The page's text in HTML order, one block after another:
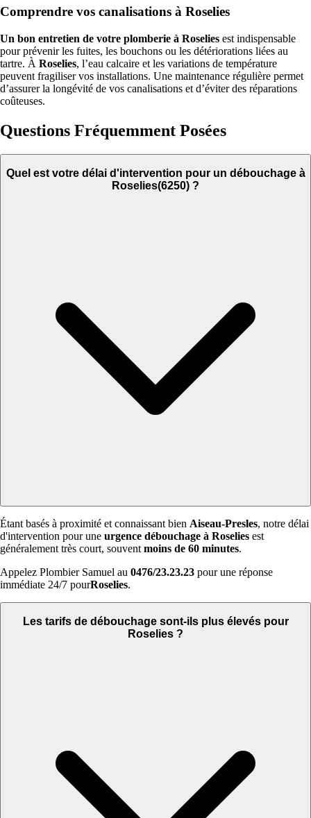
Comprendre vos canalisations à Roselies
Un bon entretien de votre plomberie à Roselies est indispensable
pour prévenir les fuites, les bouchons ou les détériorations liées au
tartre. À Roselies, l’eau calcaire et les variations de température
peuvent fragiliser vos installations. Une maintenance régulière permet
d’assurer la longévité de vos canalisations et d’éviter des réparations
coûteuses.
Questions Fréquemment Posées
Quel est votre délai d'intervention pour un débouchage à
Roselies(6250) ?
Étant basés à proximité et connaissant bien Aiseau-Presles, notre délai
d'intervention pour une urgence débouchage à Roselies est
généralement très court, souvent moins de 60 minutes.
Appelez Plombier Samuel au 0476/23.23.23 pour une réponse
immédiate 24/7 pourRoselies.
Les tarifs de débouchage sont-ils plus élevés pour
Roselies ?